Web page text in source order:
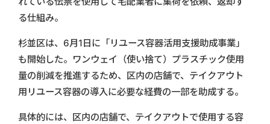
る仕組み。
杉並区は、6月1日に「リユース容器活用支援助成事業」
も開始した。ワンウェイ（使い捨て）プラスチック使用
量の削減を推進するため、区内の店舗で、テイクアウト
用リユース容器の導入に必要な経費の一部を助成する。
具体的には、区内の店舗で、テイクアウトで使用する容